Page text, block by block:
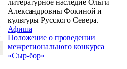
литературное наследие Ольги
Александровны Фокиной и
культуры Русского Севера.
Афиша
Положение о проведении
межрегионального конкурса
«Сыр-бор»